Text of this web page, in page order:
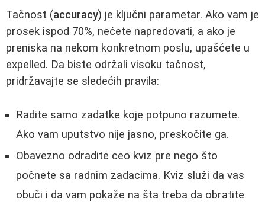
Tačnost (accuracy) je ključni parametar. Ako vam je
prosek ispod 70%, nećete napredovati, a ako je
preniska na nekom konkretnom poslu, upašćete u
expelled. Da biste održali visoku tačnost,
pridržavajte se sledećih pravila:
Radite samo zadatke koje potpuno razumete.
Ako vam uputstvo nije jasno, preskočite ga.
Obavezno odradite ceo kviz pre nego što
počnete sa radnim zadacima. Kviz služi da vas
obuči i da vam pokaže na šta treba da obratite